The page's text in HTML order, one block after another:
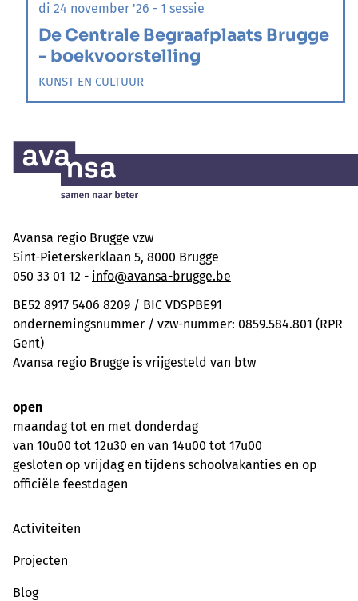
di 24 november '26 - 1 sessie
De Centrale Begraafplaats Brugge
- boekvoorstelling
KUNST EN CULTUUR
Avansa regio Brugge vzw
Sint-Pieterskerklaan 5, 8000 Brugge
050 33 01 12 - info@avansa-brugge.be
BE52 8917 5406 8209 / BIC VDSPBE91
ondernemingsnummer / vzw-nummer: 0859.584.801 (RPR
Gent)
Avansa regio Brugge is vrijgesteld van btw
open
maandag tot en met donderdag
van 10u00 tot 12u30 en van 14u00 tot 17u00
gesloten op vrijdag en tijdens schoolvakanties en op
officiële feestdagen
Activiteiten
Projecten
Blog